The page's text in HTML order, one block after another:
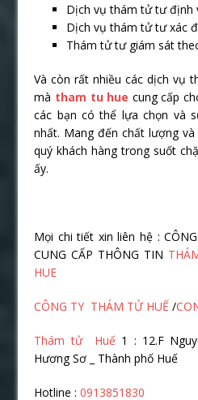
Dịch vụ thám tử tư định
Dịch vụ thám tử tư xác
Thám tử tư giám sát
Và còn rất nhiều các dịch vụ
mà tham tu hue cung cấp
các bạn có thể lựa chọn và
nhất. Mang đến chất lượng
quý khách hàng trong suốt
ấy.
Mọi chi tiết xin liên hệ :
CUNG CẤP THÔNG TIN
HUE
CÔNG TY THÁM TỬ HUẾ/
Thám tử Huế1 : 12.F
Hương Sơ _ Thành phố Huế
Hotline :0913851830